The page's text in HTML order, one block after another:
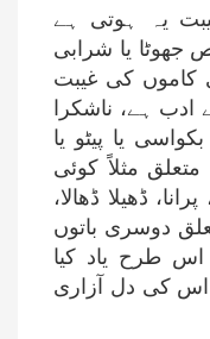
یہ ہوتی ہے
یا شرابی
کاموں کی غیبت
ادب ہے، ناشکرا
یا پیٹو یا
مثلاً کوئی
ڈھیلا ڈھالا،
دوسری باتوں
طرح یاد کیا
اس کی دل آزاری